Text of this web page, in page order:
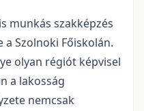
munkás szakképzés
a Szolnoki Főiskolán.
olyan régiót képvisel
a lakosság
nemcsak